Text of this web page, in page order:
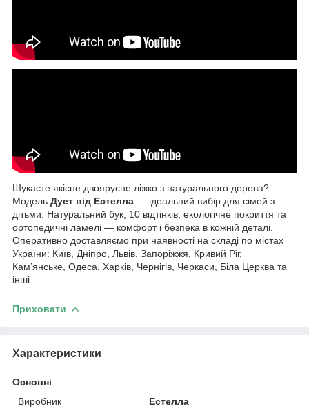
Шукаєте якісне двоярусне ліжко з натурального дерева?
Модель Дует від Естелла — ідеальний вибір для сімей з
дітьми. Натуральний бук, 10 відтінків, екологічне покриття та
ортопедичні ламелі — комфорт і безпека в кожній деталі.
Оперативно доставляємо при наявності на складі по містах
України: Київ, Дніпро, Львів, Запоріжжя, Кривий Ріг,
Кам’янське, Одеса, Харків, Чернігів, Черкаси, Біла Церква та
інші.
Приховати
Характеристики
Основні
Виробник
Естелла